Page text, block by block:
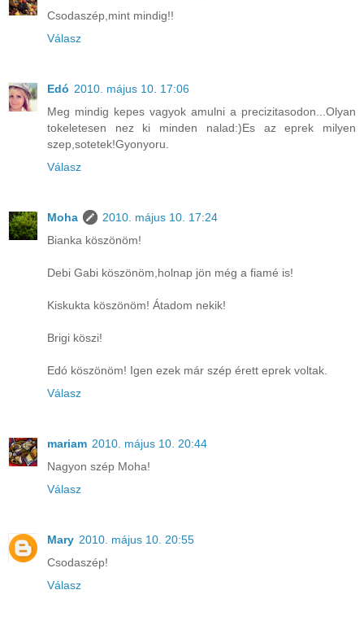
Csodaszép,mint mindig!!
Válasz
Edó 2010. május 10. 17:06
Meg mindig kepes vagyok amulni a precizitasodon...Olyan
tokeletesen nez ki minden nalad:)Es az eprek milyen
szep,sotetek!Gyonyoru.
Válasz
Moha
2010. május 10. 17:24
Bianka köszönöm!
Debi Gabi köszönöm,holnap jön még a fiamé is!
Kiskukta köszönöm! Átadom nekik!
Brigi köszi!
Edó köszönöm! Igen ezek már szép érett eprek voltak.
Válasz
mariam 2010. május 10. 20:44
Nagyon szép Moha!
Válasz
Mary 2010. május 10. 20:55
Csodaszép!
Válasz